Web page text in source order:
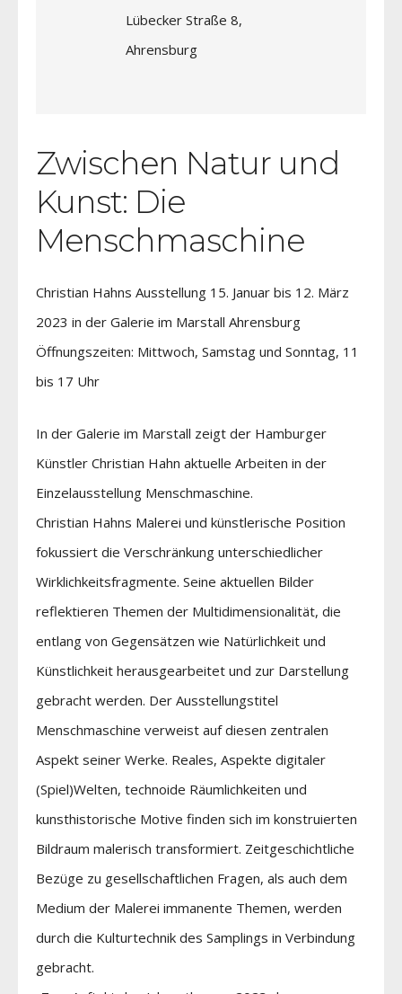
Lübecker Straße 8,
Ahrensburg
Zwischen Natur und
Kunst: Die
Menschmaschine
Christian Hahns Ausstellung 15. Januar bis 12. März
2023 in der Galerie im Marstall Ahrensburg
Öffnungszeiten: Mittwoch, Samstag und Sonntag, 11
bis 17 Uhr
In der Galerie im Marstall zeigt der Hamburger
Künstler Christian Hahn aktuelle Arbeiten in der
Einzelausstellung Menschmaschine.
Christian Hahns Malerei und künstlerische Position
fokussiert die Verschränkung unterschiedlicher
Wirklichkeitsfragmente. Seine aktuellen Bilder
reflektieren Themen der Multidimensionalität, die
entlang von Gegensätzen wie Natürlichkeit und
Künstlichkeit herausgearbeitet und zur Darstellung
gebracht werden. Der Ausstellungstitel
Menschmaschine verweist auf diesen zentralen
Aspekt seiner Werke. Reales, Aspekte digitaler
(Spiel)Welten, technoide Räumlichkeiten und
kunsthistorische Motive finden sich im konstruierten
Bildraum malerisch transformiert. Zeitgeschichtliche
Bezüge zu gesellschaftlichen Fragen, als auch dem
Medium der Malerei immanente Themen, werden
durch die Kulturtechnik des Samplings in Verbindung
gebracht.